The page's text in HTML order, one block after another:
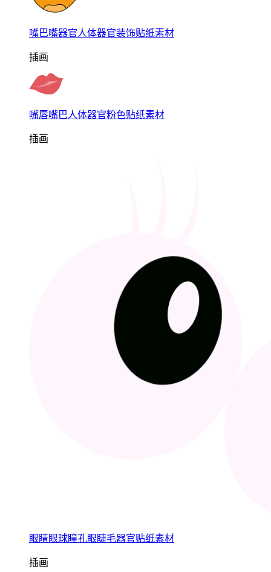
嘴巴嘴器官人体器官装饰贴纸素材
插画
嘴唇嘴巴人体器官粉色贴纸素材
插画
眼睛眼球瞳孔眼睫毛器官贴纸素材
插画